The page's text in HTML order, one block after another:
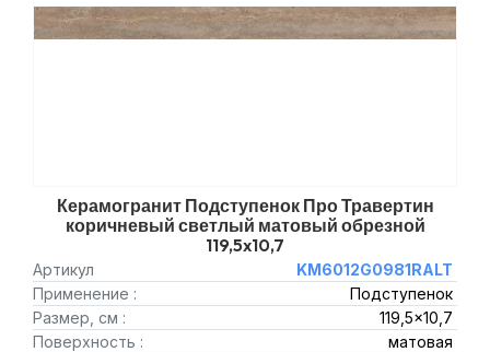
Керамогранит Подступенок Про Травертин
коричневый светлый матовый обрезной
119,5x10,7
Артикул
KM6012G0981RALT
Применение :
Подступенок
Размер, см :
119,5x10,7
Поверхность :
матовая